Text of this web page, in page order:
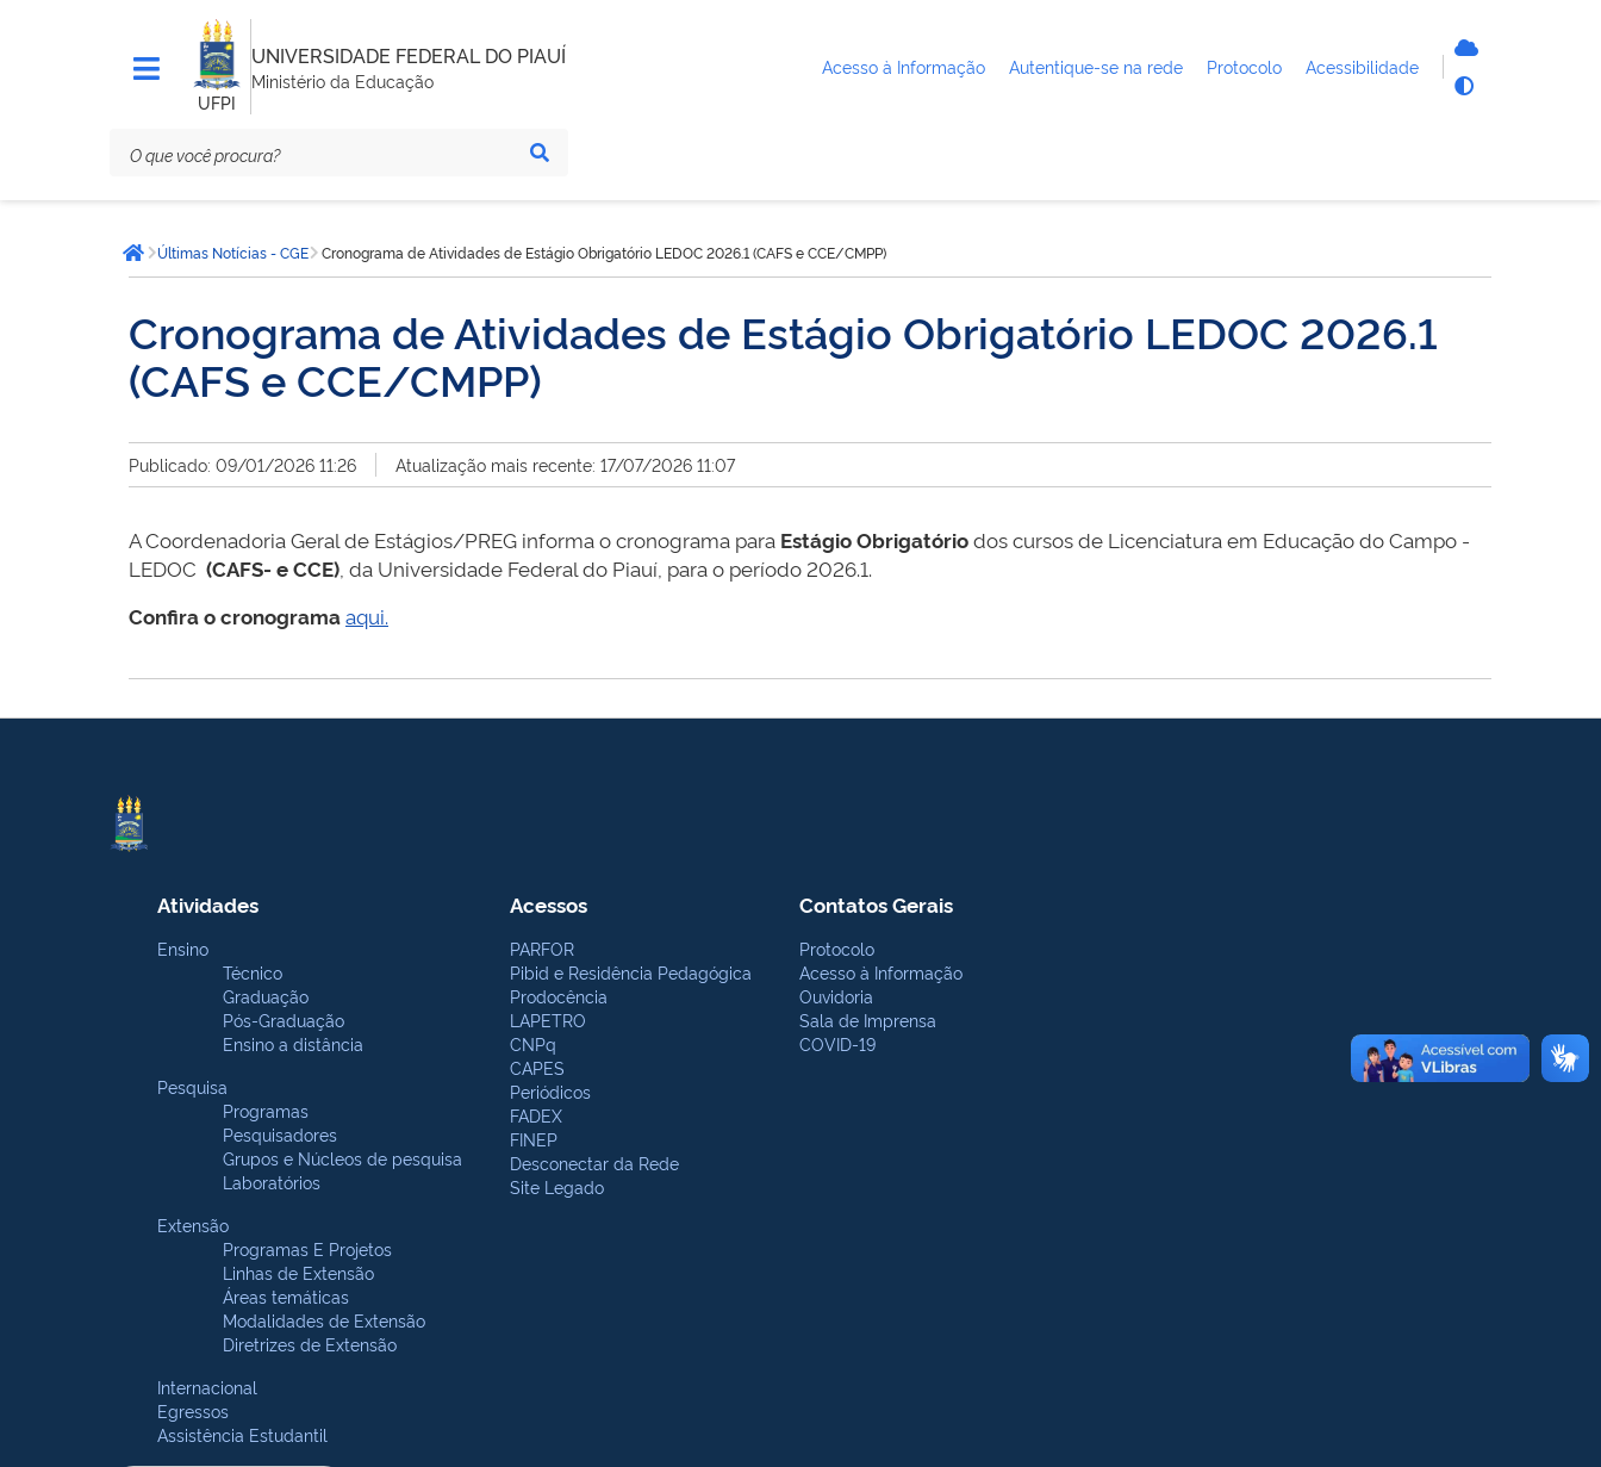
UFPI
UNIVERSIDADE FEDERAL DO PIAUÍ
Ministério da Educação
Acesso à Informação Autentique-se na rede Protocolo Acessibilidade
está
aqui:Página inicial
Últimas Notícias - CGE Cronograma de Atividades de Estágio Obrigatório LEDOC 2026.1 (CAFS e CCE/CMPP)
Cronograma de Atividades de Estágio Obrigatório LEDOC 2026.1
(CAFS e CCE/CMPP)
Publicado: 09/01/2026 11:26 Atualização mais recente: 17/07/2026 11:07
A Coordenadoria Geral de Estágios/PREG informa o cronograma para Estágio Obrigatóriodos cursos de Licenciatura em Educação do Campo -
LEDOC (CAFS- e CCE) , da Universidade Federal do Piauí, para o período 2026.1.
Confira o cronogramaaqui.
Atividades
Ensino
Técnico
Graduação
Pós-Graduação
Ensino a distância
Pesquisa
Programas
Pesquisadores
Grupos e Núcleos de pesquisa
Laboratórios
Extensão
Programas E Projetos
Linhas de Extensão
Áreas temáticas
Modalidades de Extensão
Diretrizes de Extensão
Internacional
Egressos
Assistência Estudantil
Acessos
PARFOR
Pibid e Residência Pedagógica
Prodocência
LAPETRO
CNPq
CAPES
Periódicos
FADEX
FINEP
Desconectar da Rede
Site Legado
Contatos Gerais
Protocolo
Acesso à Informação
Ouvidoria
Sala de Imprensa
COVID-19